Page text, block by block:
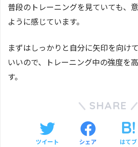
普段のトレーニングを見ていても、
ように感じています。
まずはしっかりと自分に矢印を向け
いいので、トレーニング中の強度を
す。
SHARE
ツイート シェア はてブ